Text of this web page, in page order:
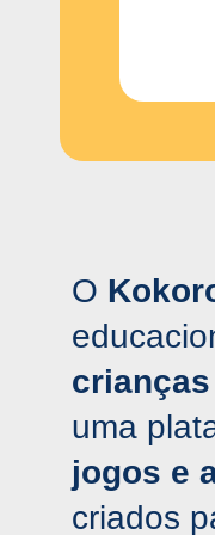
O
uma
jogos e
criados